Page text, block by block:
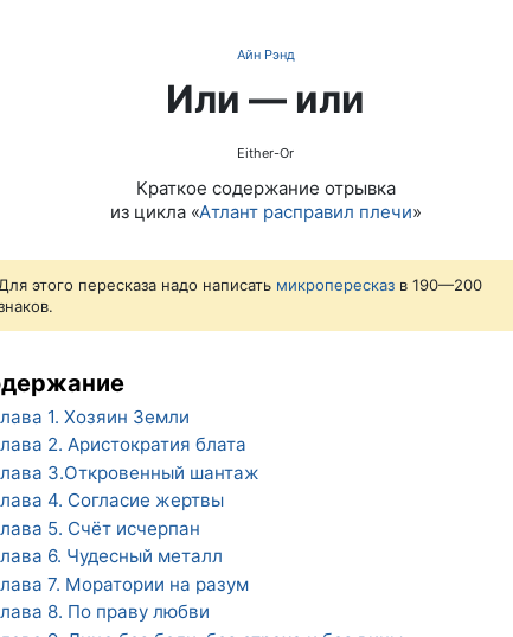
Айн Рэнд
Или — или
Either-Or
Краткое содержание отрывка
из цикла «Атлант расправил плечи»
Для этого пересказа надо написать микропересказ в 190—200
1. Хозяин Земли
2. Аристократия блата
3.Откровенный шантаж
4. Согласие жертвы
5. Счёт исчерпан
6. Чудесный металл
7. Моратории на разум
8. По праву любви